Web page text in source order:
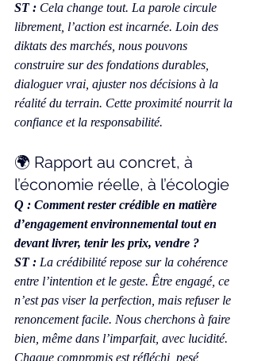
ST : Cela change tout. La parole circule
librement, l’action est incarnée. Loin des
diktats des marchés, nous pouvons
construire sur des fondations durables,
dialoguer vrai, ajuster nos décisions à la
réalité du terrain. Cette proximité nourrit la
confiance et la responsabilité.
🌍 Rapport au concret, à
l’économie réelle, à l’écologie
Q : Comment rester crédible en matière
d’engagement environnemental tout en
devant livrer, tenir les prix, vendre ?
ST : La crédibilité repose sur la cohérence
entre l’intention et le geste. Être engagé, ce
n’est pas viser la perfection, mais refuser le
renoncement facile. Nous cherchons à faire
bien, même dans l’imparfait, avec lucidité.
Chaque compromis est réfléchi, pesé,